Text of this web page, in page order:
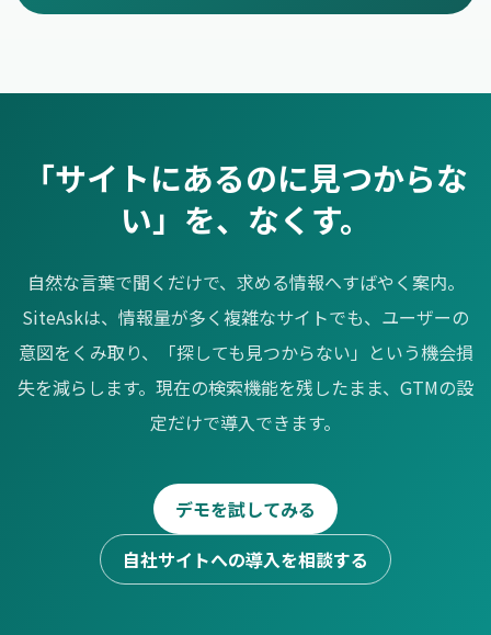
「サイトにあるのに見つからな
い」を、なくす。
自然な言葉で聞くだけで、求める情報へすばやく案内。
SiteAskは、情報量が多く複雑なサイトでも、ユーザーの
意図をくみ取り、「探しても見つからない」という機会損
失を減らします。現在の検索機能を残したまま、GTMの設
定だけで導入できます。
デモを試してみる
自社サイトへの導入を相談する